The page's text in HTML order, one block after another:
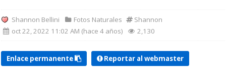
Shannon Bellini Fotos Naturales
Shannon
oct 22, 2022 11:02 AM (hace 4 años)
2,130
Enlace permanente Reportar al webmaster